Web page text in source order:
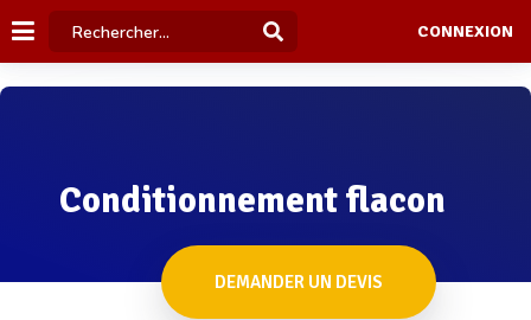
CONNEXION
Conditionnement flacon
DEMANDER UN DEVIS